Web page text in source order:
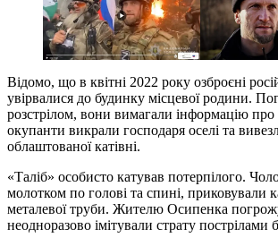
Відомо, що в квітні 2022 року озброєні
увірвалися до будинку місцевої родини.
розстрілом, вони вимагали інформацію
окупанти викрали господаря оселі та
облаштованої катівні.
«Таліб» особисто катував потерпілого.
молотком по голові та спині, приковували
металевої труби. Жителю Осипенка
неодноразово імітували страту пострілами